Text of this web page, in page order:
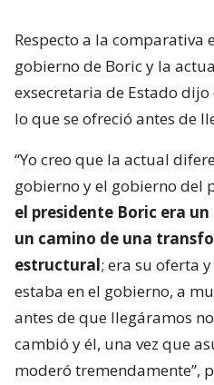
Respecto a la comparativa
gobierno de Boric y la
exsecretaria de Estado
lo que se ofreció antes de
“Yo creo que la actual
gobierno y el gobierno del
el presidente Boric era
un camino de una
estructural; era su oferta
estaba en el gobierno, a
antes de que llegáramos
cambió y él, una vez que
moderó tremendamente”,